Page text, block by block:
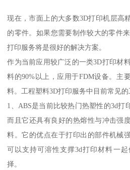
现在，市面上的大多数3D打印机层高
的零件。如果您需要制作较大的零件
打印服务将是很好的解决方案。
作为当前应用较广泛的一类3D打印材
料的90%以上，应用于FDM设备。主
料。工程塑料3D打印服务中目前常见
1、ABS是当前比较热门热塑性的3d打
而且它还具有良好的热熔性与冲击强
料。它的优点在于打印出的部件机械
可以支持可溶性支撑3d打印材料一
择。